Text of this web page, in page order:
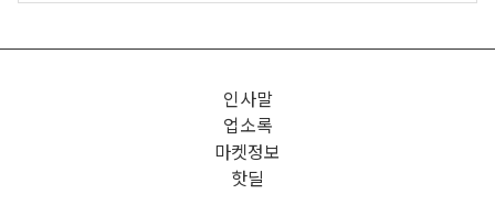
인사말
업소록
마켓정보
핫딜